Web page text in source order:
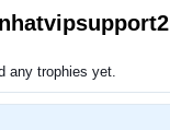
any trophies yet.